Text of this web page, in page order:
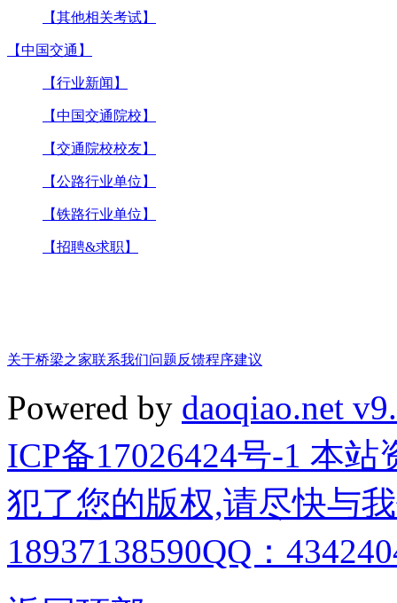
【其他相关考试】
【中国交通】
【行业新闻】
【中国交通院校】
【交通院校校友】
【公路行业单位】
【铁路行业单位】
【招聘&求职】
关于桥梁之家联系我们问题反馈程序建议
Powered by daoqiao.net
ICP备17026424号-1 本
犯了您的版权,请尽快与
18937138590QQ：